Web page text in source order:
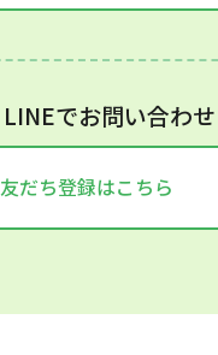
LINEでお問い合わせ
友だち登録はこちら